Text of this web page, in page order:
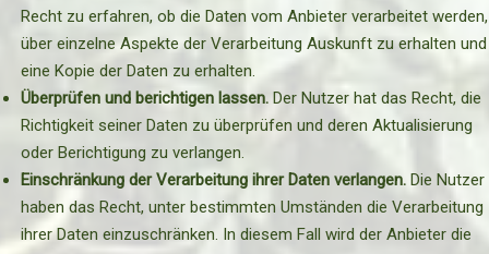
Recht zu erfahren, ob die Daten vom Anbieter verarbeitet werden,
über einzelne Aspekte der Verarbeitung Auskunft zu erhalten und
eine Kopie der Daten zu erhalten.
Überprüfen und berichtigen lassen.Der Nutzer hat das Recht, die
Richtigkeit seiner Daten zu überprüfen und deren Aktualisierung
oder Berichtigung zu verlangen.
Einschränkung der Verarbeitung ihrer Daten verlangen.Die Nutzer
haben das Recht, unter bestimmten Umständen die Verarbeitung
ihrer Daten einzuschränken. In diesem Fall wird der Anbieter die